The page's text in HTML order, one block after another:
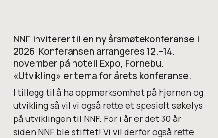
NNF inviterer til en ny årsmøtekonferanse i
2026. Konferansen arrangeres 12.–14.
november på hotell Expo, Fornebu.
«Utvikling» er tema for årets konferanse.
I tillegg til å ha oppmerksomhet på hjernen og
utvikling så vil vi også rette et spesielt søkelys
på utviklingen til NNF. For i år er det 30 år
siden NNF ble stiftet! Vi vil derfor også rette